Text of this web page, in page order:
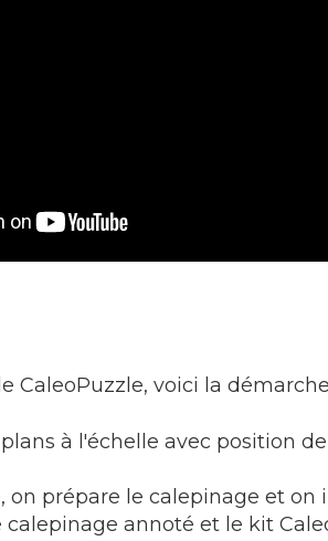
CaleoPuzzle, voici la
à l'échelle avec position
prépare le calepinage et on
annoté et le kit